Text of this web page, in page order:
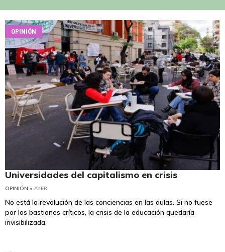
OPINIÓN
Universidades del capitalismo en crisis
OPINIÓN • AYER
No está la revolución de las conciencias en las aulas. Si no fuese
por los bastiones críticos, la crisis de la educación quedaría
invisibilizada.